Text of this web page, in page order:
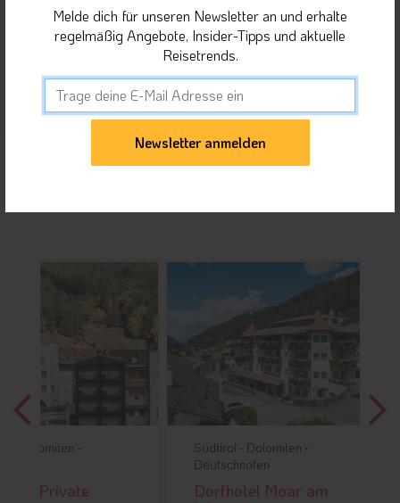
Orte in Dolomiten
Unterkunft teilen
Gäste dieser Unterkunft haben sich auch für
Dolomiten -
Dorfhotel Moar am
Melde dich für unseren Newsletter an und erhalte
regelmäßig Angebote, Insider-Tipps und aktuelle
Reisetrends.